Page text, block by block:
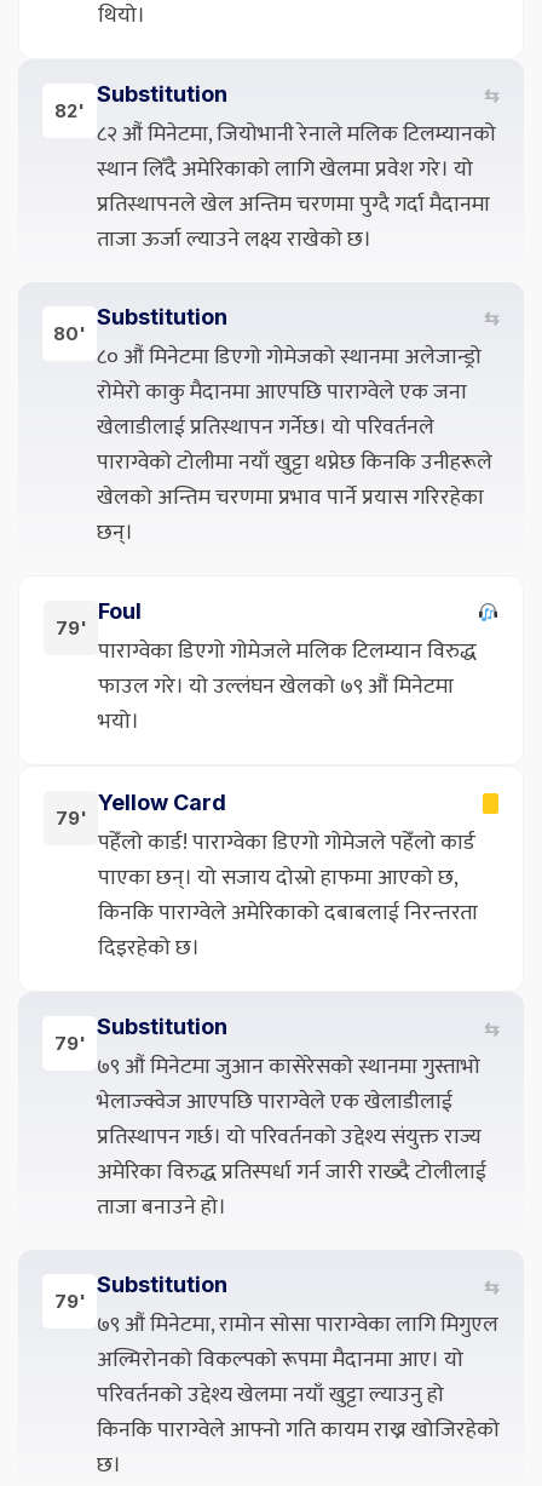
थियो।
82'
Substitution ⇆
८२ औं मिनेटमा, जियोभानी रेनाले मलिक टिलम्यानको
स्थान लिँदै अमेरिकाको लागि खेलमा प्रवेश गरे। यो
प्रतिस्थापनले खेल अन्तिम चरणमा पुग्दै गर्दा मैदानमा
ताजा ऊर्जा ल्याउने लक्ष्य राखेको छ।
80'
Substitution ⇆
८० औं मिनेटमा डिएगो गोमेजको स्थानमा अलेजान्ड्रो
रोमेरो काकु मैदानमा आएपछि पाराग्वेले एक जना
खेलाडीलाई प्रतिस्थापन गर्नेछ। यो परिवर्तनले
पाराग्वेको टोलीमा नयाँ खुट्टा थप्नेछ किनकि उनीहरूले
खेलको अन्तिम चरणमा प्रभाव पार्ने प्रयास गरिरहेका
छन्।
79'
Foul
पाराग्वेका डिएगो गोमेजले मलिक टिलम्यान विरुद्ध
फाउल गरे। यो उल्लंघन खेलको ७९ औं मिनेटमा
भयो।
79'
Yellow Card
पहेँलो कार्ड! पाराग्वेका डिएगो गोमेजले पहेँलो कार्ड
पाएका छन्। यो सजाय दोस्रो हाफमा आएको छ,
किनकि पाराग्वेले अमेरिकाको दबाबलाई निरन्तरता
दिइरहेको छ।
79'
Substitution ⇆
७९ औं मिनेटमा जुआन कासेरेसको स्थानमा गुस्ताभो
भेलाज्क्वेज आएपछि पाराग्वेले एक खेलाडीलाई
प्रतिस्थापन गर्छ। यो परिवर्तनको उद्देश्य संयुक्त राज्य
अमेरिका विरुद्ध प्रतिस्पर्धा गर्न जारी राख्दै टोलीलाई
ताजा बनाउने हो।
79'
Substitution ⇆
७९ औं मिनेटमा, रामोन सोसा पाराग्वेका लागि मिगुएल
अल्मिरोनको विकल्पको रूपमा मैदानमा आए। यो
परिवर्तनको उद्देश्य खेलमा नयाँ खुट्टा ल्याउनु हो
किनकि पाराग्वेले आफ्नो गति कायम राख्न खोजिरहेको
छ।